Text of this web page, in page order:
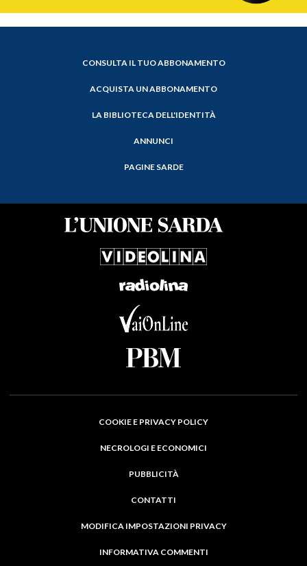
CONSULTA IL TUO ABBONAMENTO
ACQUISTA UN ABBONAMENTO
LA BIBLIOTECA DELL'IDENTITÀ
ANNUNCI
PAGINE SARDE
COOKIE E PRIVACY POLICY
NECROLOGI E ECONOMICI
PUBBLICITÀ
CONTATTI
MODIFICA IMPOSTAZIONI PRIVACY
INFORMATIVA COMMENTI